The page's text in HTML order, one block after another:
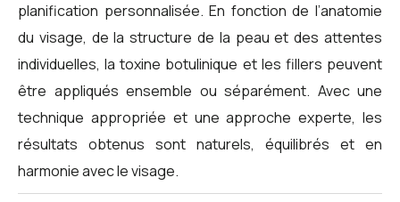
planification personnalisée. En fonction de l’anatomie
du visage, de la structure de la peau et des attentes
individuelles, la toxine botulinique et les fillers peuvent
être appliqués ensemble ou séparément. Avec une
technique appropriée et une approche experte, les
résultats obtenus sont naturels, équilibrés et en
harmonie avec le visage.